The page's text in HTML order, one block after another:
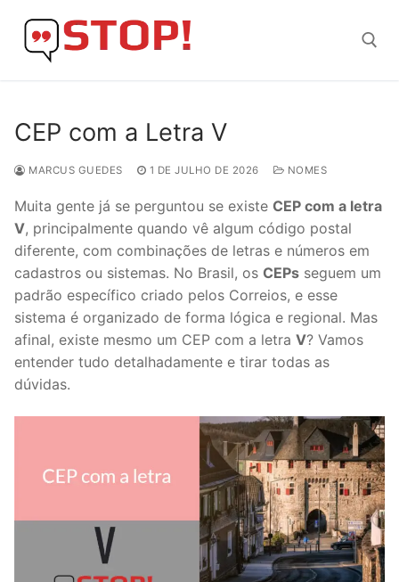
content
CEP com a Letra V
MARCUS GUEDES 1 DE JULHO DE 2026 NOMES
Muita gente já se perguntou se existe CEP com a letra
V, principalmente quando vê algum código postal
diferente, com combinações de letras e números em
cadastros ou sistemas. No Brasil, os CEPs seguem um
padrão específico criado pelos Correios, e esse
sistema é organizado de forma lógica e regional. Mas
afinal, existe mesmo um CEP com a letra V? Vamos
entender tudo detalhadamente e tirar todas as
dúvidas.